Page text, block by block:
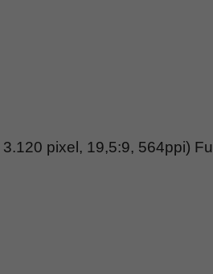
pixel, 19,5:9, 564ppi)